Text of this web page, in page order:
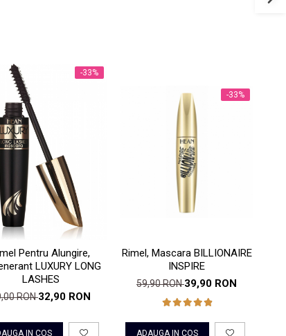
-33%
Pentru Alungire,
LUXURY LONG
LASHES
RON32,90 RON
IN COS
-33%
Rimel, Mascara BILLIONAIRE
INSPIRE
59,90 RON39,90 RON
ADAUGA IN COS